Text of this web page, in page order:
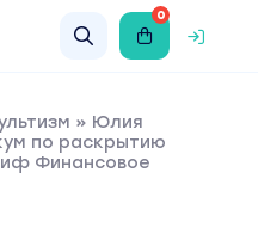
0
» Юлия
по раскрытию
Финансовое